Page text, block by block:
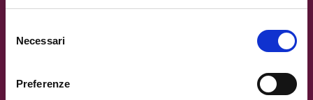
delNecessari
Preferenze
Il digital innovation
HUB
del Friuli Venezia